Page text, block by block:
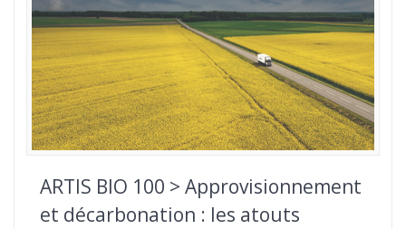
ARTIS BIO 100 > Approvisionnement
et décarbonation : les atouts